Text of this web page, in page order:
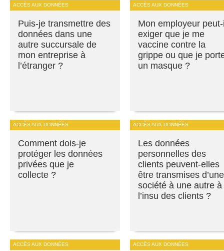
ACCÈS AUX DONNÉES
Puis-je transmettre des
données dans une
autre succursale de
mon entreprise à
l’étranger ?
ACCÈS AUX DONNÉES
Mon employeur
exiger que je me
vaccine contre la
grippe ou que je
un masque ?
ACCÈS AUX DONNÉES
Comment dois-je
protéger les données
privées que je
collecte ?
ACCÈS AUX DONNÉES
Les données
personnelles des
clients peuvent-elles
être transmises d’une
société à une autre à
l’insu des clients ?
ACCÈS AUX DONNÉES ACCÈS AUX DONNÉES